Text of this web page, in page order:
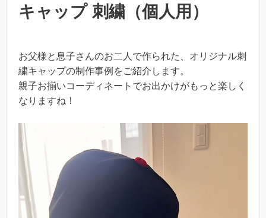
キャップ 刺繍（個人用）
お父様と息子さんのお二人で作られた、オリジナル刺
繍キャップの制作事例をご紹介します。
親子お揃いコーディネートでお出かけがもっと楽しく
なりますね！